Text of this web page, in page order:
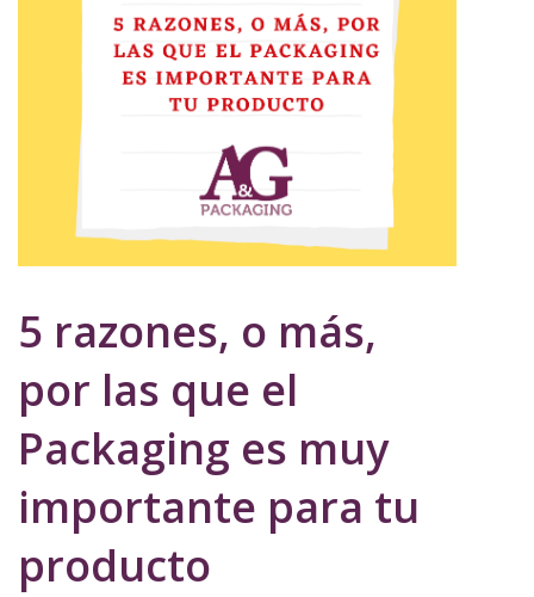
5 razones, o más,
por las que el
Packaging es muy
importante para tu
producto